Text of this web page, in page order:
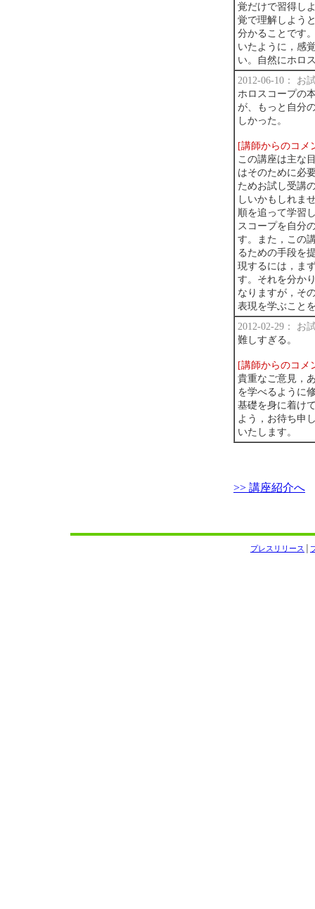
覚だけで習得し
覚で理解しよう
分かることです
いたように，感
い。自然にホロ
2012-06-10： お
ホロスコープの
が、もっと自分
しかった。
[講師からのコメ
この講座は主な
はそのために必
ためお試し受講
しいかもしれま
順を追って学習
スコープを自分
す。また，この
るための手段を
現するには，ま
す。それを分か
なりますが，そ
表現を学ぶこと
2012-02-29： お
難しすぎる。
[講師からのコメ
貴重なご意見，
を学べるように
基礎を身に着け
よう，お待ち申
いたします。
>> 講座紹介へ
プレスリリース